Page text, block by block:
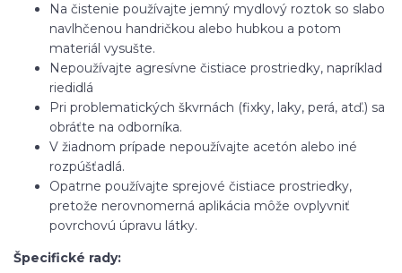
Na čistenie používajte jemný mydlový roztok so slabo
navlhčenou handričkou alebo hubkou a potom
materiál vysušte.
Nepoužívajte agresívne čistiace prostriedky, napríklad
riedidlá
Pri problematických škvrnách (fixky, laky, perá, atď.) sa
obráťte na odborníka.
V žiadnom prípade nepoužívajte acetón alebo iné
rozpúšťadlá.
Opatrne používajte sprejové čistiace prostriedky,
pretože nerovnomerná aplikácia môže ovplyvniť
povrchovú úpravu látky.
Špecifické rady: